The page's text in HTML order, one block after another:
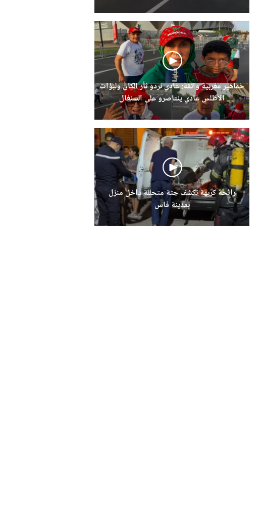
جماهير مغربية واثقة: غادي نردو ثأر الكان ولبؤات
الأطلس غادي ينتاصرو على السنغال
رائحة كريهة تكشف جثة متحللة داخل منزل
بمدينة فاس